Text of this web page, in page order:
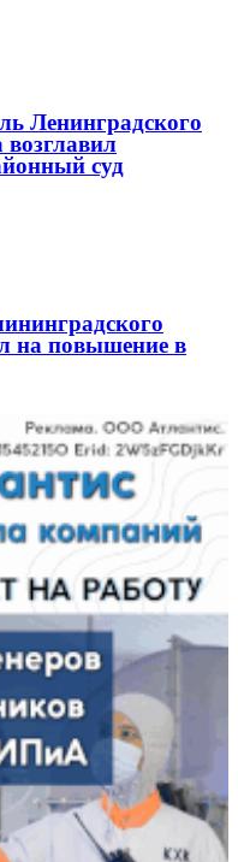
Ленинградского
возглавил
суд
повышение в